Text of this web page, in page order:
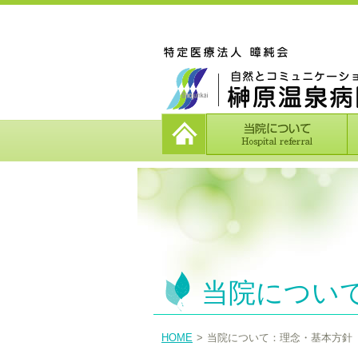
当院につい
HOME 当院について：理念・基本方針